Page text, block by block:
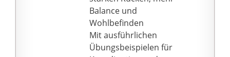
runde Ballkissen,
verfügt über eine
verlängerte
Oberschenkel-Auflage,
Balance und
Wohlbefinden
Mit ausführlichen
Übungsbeispielen für